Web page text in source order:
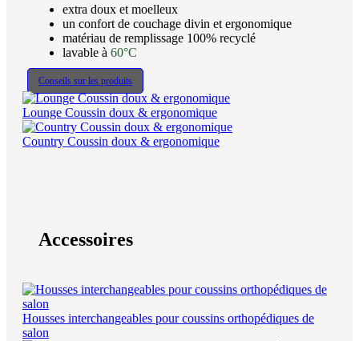
extra doux et moelleux
un confort de couchage divin et ergonomique
matériau de remplissage 100% recyclé
lavable à 60°C
Conseils sur les produits
Lounge Coussin doux & ergonomique
Country Coussin doux & ergonomique
Accessoires
Housses interchangeables pour coussins orthopédiques de
salon